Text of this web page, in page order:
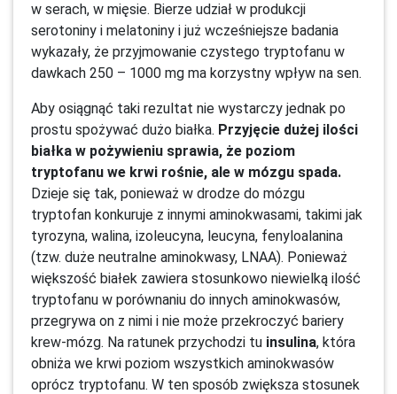
w serach, w mięsie. Bierze udział w produkcji
serotoniny i melatoniny i już wcześniejsze badania
wykazały, że przyjmowanie czystego tryptofanu w
dawkach 250 – 1000 mg ma korzystny wpływ na sen.
Aby osiągnąć taki rezultat nie wystarczy jednak po
prostu spożywać dużo białka. Przyjęcie dużej ilości
białka w pożywieniu sprawia, że poziom
tryptofanu we krwi rośnie, ale w mózgu spada.
Dzieje się tak, ponieważ w drodze do mózgu
tryptofan konkuruje z innymi aminokwasami, takimi jak
tyrozyna, walina, izoleucyna, leucyna, fenyloalanina
(tzw. duże neutralne aminokwasy, LNAA). Ponieważ
większość białek zawiera stosunkowo niewielką ilość
tryptofanu w porównaniu do innych aminokwasów,
przegrywa on z nimi i nie może przekroczyć bariery
krew-mózg. Na ratunek przychodzi tu insulina, która
obniża we krwi poziom wszystkich aminokwasów
oprócz tryptofanu. W ten sposób zwiększa stosunek